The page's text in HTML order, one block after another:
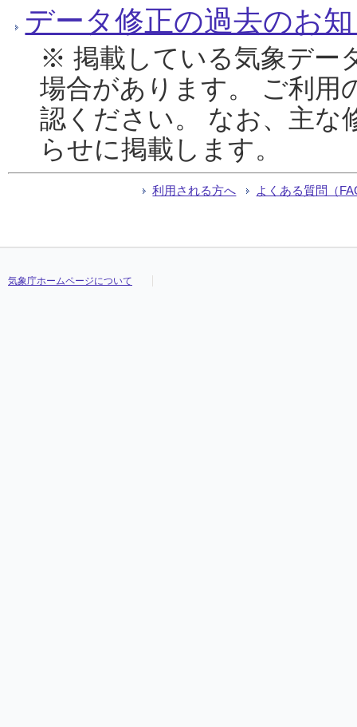
データ修正の過去のお
※ 掲載している気象デー
場合があります。 ご利用
認ください。 なお、主な
らせに掲載します。
利用される方へ よくある質問（
気象庁ホームページについて